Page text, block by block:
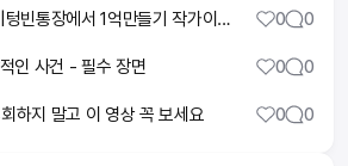
4년동안 1억모은 방법 |텅빈통장에서 1억만들기 작가이야기 📚 | 책출간 감사이벤트 🎁 0 0
인 사건 - 필수 장면 0 0
하지 말고 이 영상 꼭 보세요 0 0